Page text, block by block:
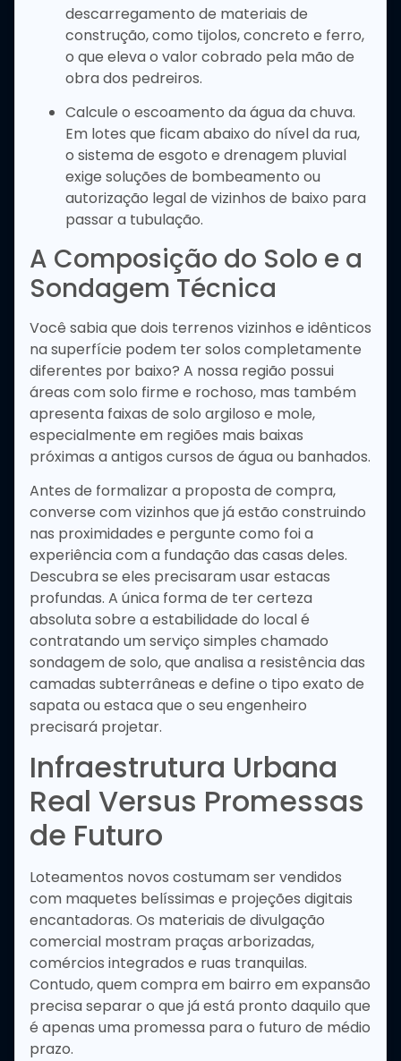
descarregamento de materiais de
construção, como tijolos, concreto e ferro,
o que eleva o valor cobrado pela mão de
obra dos pedreiros.
Calcule o escoamento da água da chuva.
Em lotes que ficam abaixo do nível da rua,
o sistema de esgoto e drenagem pluvial
exige soluções de bombeamento ou
autorização legal de vizinhos de baixo para
passar a tubulação.
A Composição do Solo e a
Sondagem Técnica
Você sabia que dois terrenos vizinhos e idênticos
na superfície podem ter solos completamente
diferentes por baixo? A nossa região possui
áreas com solo firme e rochoso, mas também
apresenta faixas de solo argiloso e mole,
especialmente em regiões mais baixas
próximas a antigos cursos de água ou banhados.
Antes de formalizar a proposta de compra,
converse com vizinhos que já estão construindo
nas proximidades e pergunte como foi a
experiência com a fundação das casas deles.
Descubra se eles precisaram usar estacas
profundas. A única forma de ter certeza
absoluta sobre a estabilidade do local é
contratando um serviço simples chamado
sondagem de solo, que analisa a resistência das
camadas subterrâneas e define o tipo exato de
sapata ou estaca que o seu engenheiro
precisará projetar.
Infraestrutura Urbana
Real Versus Promessas
de Futuro
Loteamentos novos costumam ser vendidos
com maquetes belíssimas e projeções digitais
encantadoras. Os materiais de divulgação
comercial mostram praças arborizadas,
comércios integrados e ruas tranquilas.
Contudo, quem compra em bairro em expansão
precisa separar o que já está pronto daquilo que
é apenas uma promessa para o futuro de médio
prazo.